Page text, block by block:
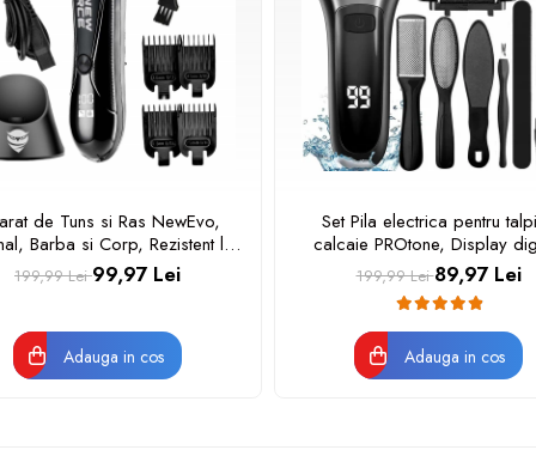
de Tuns si Ras NewEvo,
Barba si Corp, Rezistent la
cu Lumina Led, cu Stand de
cu Afisaj LED, Portabil,
2000mAh, Autonomie 90min
199,99 Lei99,97 Lei
Adauga in cos
Set Pila electrica pentru
calcaie PROtone, Display
Acumulator 1200 mAh, 2
2000 rot/min, 3 Capete
lanterna, Accesorii incluse,
Indepartare piele moarta,
199,99 Lei89,97 Lei
Adauga in cos